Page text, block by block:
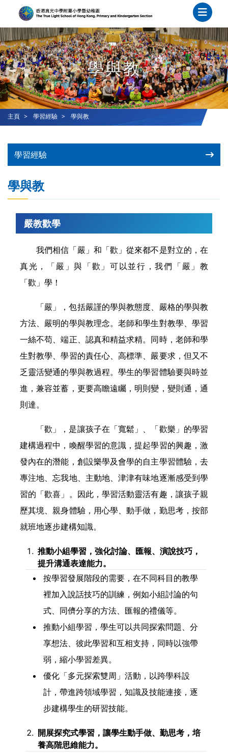
學與教
主頁 學習經驗 學與教
學習經驗
學與教
嚴教歡學
我們相信「嚴」和「歡」從來都不是對立的，在
真光，「嚴」與「歡」可以並行，我們「嚴」教
「歡」學！
「嚴」，包括嚴謹的學與教態度、嚴格的學與教
方法、嚴明的學與教理念。老師和學生對教學、學習
一絲不苟、端正、認真和精益求精。同時，老師和學
生對教學、學習的責任心、高標準、嚴要求，但又不
乏靈活變通的學與教過程。學生的學習體驗要與時並
進，兼容並蓄，更要高瞻遠矚，明則變，變則通，通
則達。
「歡」，是讓孩子在「寬鬆」、「歡樂」的學習
建構過程中，喚醒學習的意識，提起學習的興趣，激
發內在的潛能，創設樂學及會學的自主學習體驗，去
專注地、忘我地、主動地、津津有味地逐漸感受到學
習的「歡喜」。因此，學習活動靈活有趣，讓孩子親
歷其境、親身體驗，用心學、動手做，勤思考，按部
就班地逐步建構知識。
推動小組學習，強化討論、匯報、演說技巧，
提升溝通表達能力。
按學習發展階段的需要，在不同科目的教學
裡加入說話技巧的訓練，例如小組討論的句
式、同儕分享的方法、匯報的禮儀等。
推動小組學習，學生可以共同探索問題、分
享想法、彼此學習和互相支持，同時以強帶
弱，縮小學習差異。
優化「多元探索雙周」活動，以跨學科設
計，帶進跨領域學習，知識及技能連接，逐
步建構學生的研習技能。
開展探究式學習，讓學生動手做、勤思考，培
養高階思維能力。